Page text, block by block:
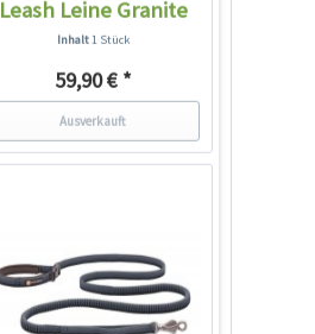
Leash Leine Granite
Gray
Inhalt1 Stück
59,90 € *
Ausverkauft